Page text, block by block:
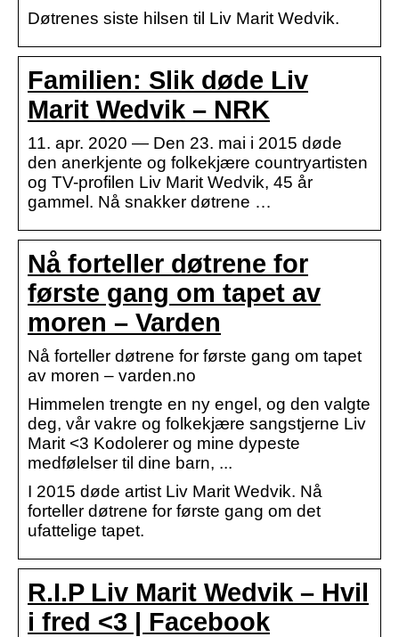
Døtrenes siste hilsen til Liv Marit Wedvik.
Familien: Slik døde Liv
Marit Wedvik – NRK
11. apr. 2020 — Den 23. mai i 2015 døde
den anerkjente og folkekjære countryartisten
og TV-profilen Liv Marit Wedvik, 45 år
gammel. Nå snakker døtrene …
Nå forteller døtrene for
første gang om tapet av
moren – Varden
Nå forteller døtrene for første gang om tapet
av moren – varden.no
Himmelen trengte en ny engel, og den valgte
deg, vår vakre og folkekjære sangstjerne Liv
Marit <3 Kodolerer og mine dypeste
medfølelser til dine barn, ...
I 2015 døde artist Liv Marit Wedvik. Nå
forteller døtrene for første gang om det
ufattelige tapet.
R.I.P Liv Marit Wedvik – Hvil
i fred <3 | Facebook